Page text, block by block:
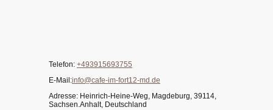
Telefon: +493915693755
E-Mail:info@cafe-im-fort12-md.de
Adresse: Heinrich-Heine-Weg, Magdeburg, 39114,
Sachsen.Anhalt, Deutschland